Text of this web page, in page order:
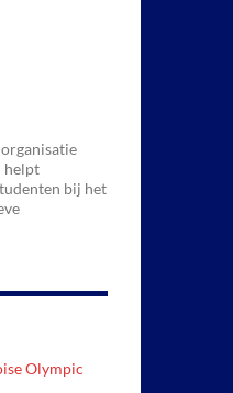
helpt
bij het
Olympic